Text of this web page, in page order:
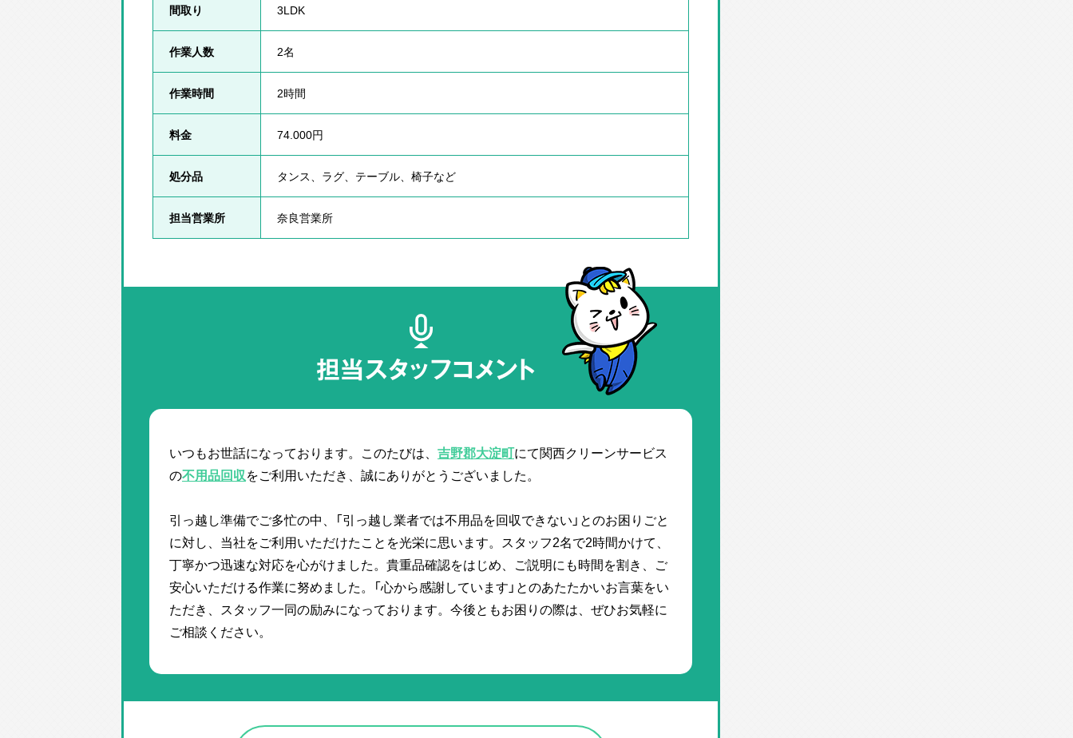
間取り 3LDK
作業人数 2名
作業時間 2時間
料金 74.000円
処分品 タンス、ラグ、テーブル、椅子など
担当営業所 奈良営業所
担当スタッフコメント
いつもお世話になっております。このたびは、 吉野郡大淀町にて関西クリーンサービス
の不用品回収をご利用いただき、誠にありがとうございました。
引っ越し準備でご多忙の中、「引っ越し業者では不用品を回収できない」とのお困りごと
に対し、当社をご利用いただけたことを光栄に思います。スタッフ2名で2時間かけて、
丁寧かつ迅速な対応を心がけました。貴重品確認をはじめ、ご説明にも時間を割き、ご
安心いただける作業に努めました。「心から感謝しています」とのあたたかいお言葉をい
ただき、スタッフ一同の励みになっております。今後ともお困りの際は、ぜひお気軽に
ご相談ください。